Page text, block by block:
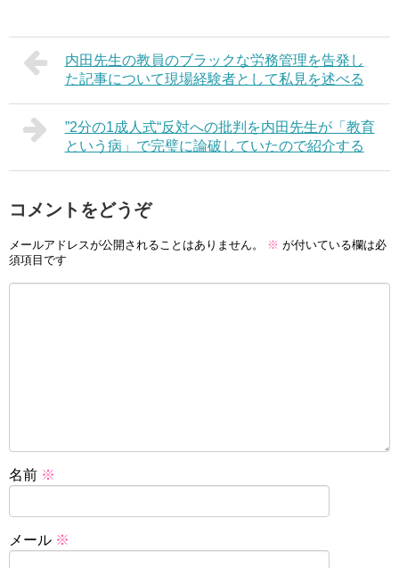
内田先生の教員のブラックな労務管理を告発し
た記事について現場経験者として私見を述べる
”2分の1成人式“反対への批判を内田先生が「教育
という病」で完璧に論破していたので紹介する
コメントをどうぞ
メールアドレスが公開されることはありません。 ※ が付いている欄は必
須項目です
名前 ※
メール ※